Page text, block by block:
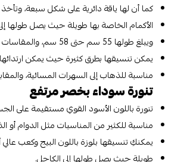
كما أن لها ياقة دائرية على شكل سبعة،
الأكمام الخاصة بها طويلة حيث يصل طولها إلى 58 سم، مع أسورة مزمومة على
ويبلغ طولها 55 سم حتى 58 سم، والمقاسات المتوفرة منها في متجرنا 38/40/42/44 ومقاس الصدر يبدأ من 43 سم حتى 50 سم.
يمكن تنسيقها بطرق كثيرة حيث يمكن
مناسبة للذهاب إلى السهرات المسائية،
تنورة سوداء بخصر مرتفع
تنورة باللون الأسود القوي مستقيمة على
مناسبة للكثير من المناسبات مثل الدوام أو
يمكنكِ تنسيقها بلوزة باللون البيج وكعب عالي
طويلة حيث يصل طولها إلى الكاحل.